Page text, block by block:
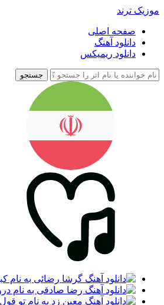
موزیک ترند
صفحه اصلی
دانلود آهنگ
دانلود ریمیکس
جستجو